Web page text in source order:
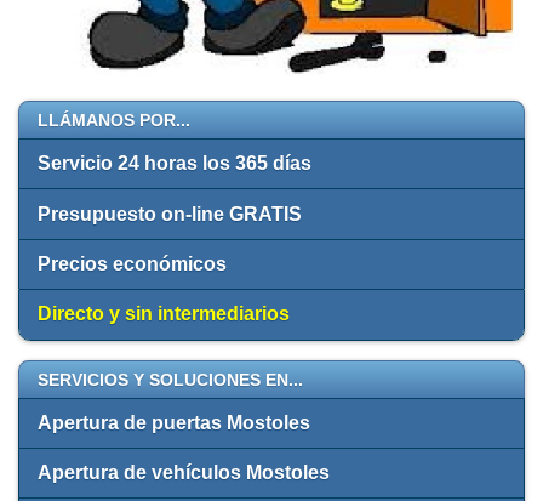
LLÁMANOS POR...
Servicio 24 horas los 365 días
Presupuesto on-line GRATIS
Precios económicos
Directo y sin intermediarios
SERVICIOS Y SOLUCIONES EN...
Apertura de puertas Mostoles
Apertura de vehículos Mostoles